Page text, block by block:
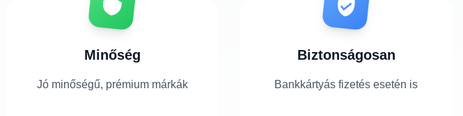
Minőség
Jó minőségű, prémium márkák
Biztonságosan
Bankkártyás fizetés esetén is